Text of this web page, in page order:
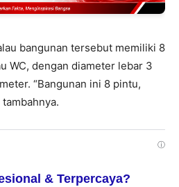
bangunan tersebut memiliki 8
WC, dengan diameter lebar 3
“Bangunan ini 8 pintu,
ⓘ
& Terpercaya?